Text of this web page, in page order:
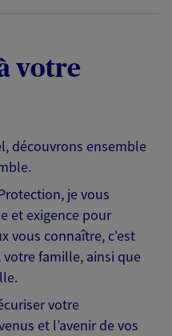
votre
découvrons ensemble
je vous
et exigence pour
vous connaître, c'est
famille, ainsi que
votre
et l’avenir de vos